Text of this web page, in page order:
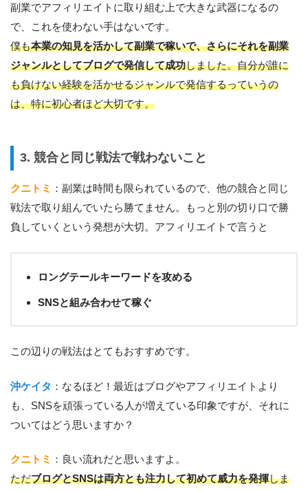
副業でアフィリエイトに取り組む上で大きな武器になるの
で、これを使わない手はないです。
僕も本業の知見を活かして副業で稼いで、さらにそれを副業
ジャンルとしてブログで発信して成功しました。自分が誰に
も負けない経験を活かせるジャンルで発信するっていうの
は、特に初心者ほど大切です。
3. 競合と同じ戦法で戦わないこと
クニトミ ：副業は時間も限られているので、他の競合と同じ
戦法で取り組んでいたら勝てません。もっと別の切り口で勝
負していくという発想が大切。アフィリエイトで言うと
ロングテールキーワードを攻める
SNSと組み合わせて稼ぐ
この辺りの戦法はとてもおすすめです。
沖ケイタ ：なるほど！最近はブログやアフィリエイトより
も、SNSを頑張っている人が増えている印象ですが、それに
ついてはどう思いますか？
クニトミ ：良い流れだと思いますよ。
ただブログとSNSは両方とも注力して初めて威力を発揮しま